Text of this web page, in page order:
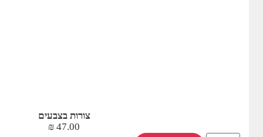
צורות בצבעים
47.00
₪